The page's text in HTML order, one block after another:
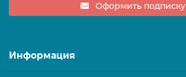
Оформить подписку
Информация